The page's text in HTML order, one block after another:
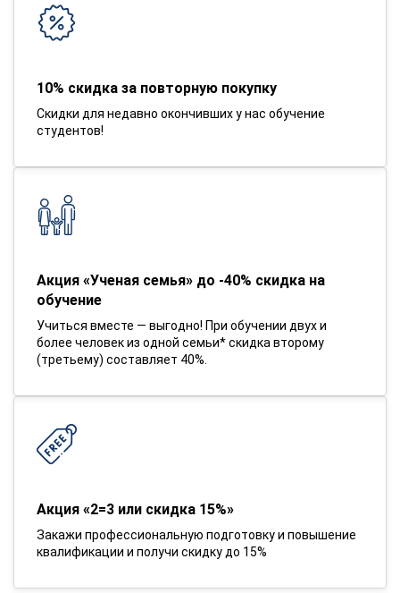
10% скидка за повторную покупку
Скидки для недавно окончивших у нас обучение
студентов!
Акция «Ученая семья» до -40% скидка на
обучение
Учиться вместе — выгодно! При обучении двух и
более человек из одной семьи* скидка второму
(третьему) составляет 40%.
Акция «2=3 или скидка 15%»
Закажи профессиональную подготовку и повышение
квалификации и получи скидку до 15%